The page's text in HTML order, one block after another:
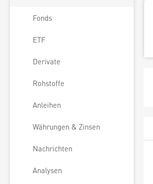
Fonds
ETF
Derivate
Rohstoffe
Anleihen
Währungen & Zinsen
Nachrichten
Analysen